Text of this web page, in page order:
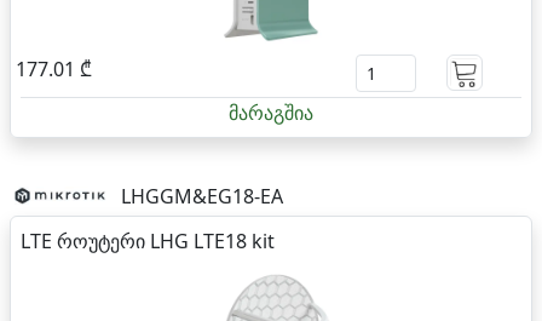
177.01 ₾
მარაგშია
LHGGM&EG18-EA
LTE როუტერი LHG LTE18 kit